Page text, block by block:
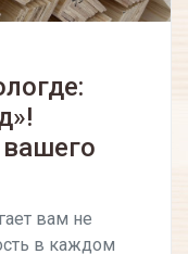
вам не
в каждом